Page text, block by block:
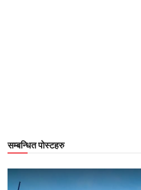
सम्बन्धित पोस्टहरु